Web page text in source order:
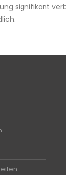
signifikant